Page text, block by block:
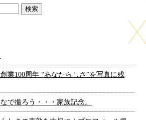
業100周年 “あなたらしさ”を写真に残
で撮ろう・・・家族記念。